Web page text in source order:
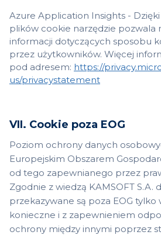
Azure Application Insights -
plików cookie narzędzie pozwala
informacji dotyczących sposobu
przez użytkowników. Więcej
pod adresem: https://
us/privacystatement
VII. Cookie poza EOG
Poziom ochrony danych
Europejskim Obszarem
od tego zapewnianego przez
Zgodnie z wiedzą KAMSOFT S.A.
przekazywane są poza EOG tylko
konieczne i z zapewnieniem
ochrony między innymi poprzez